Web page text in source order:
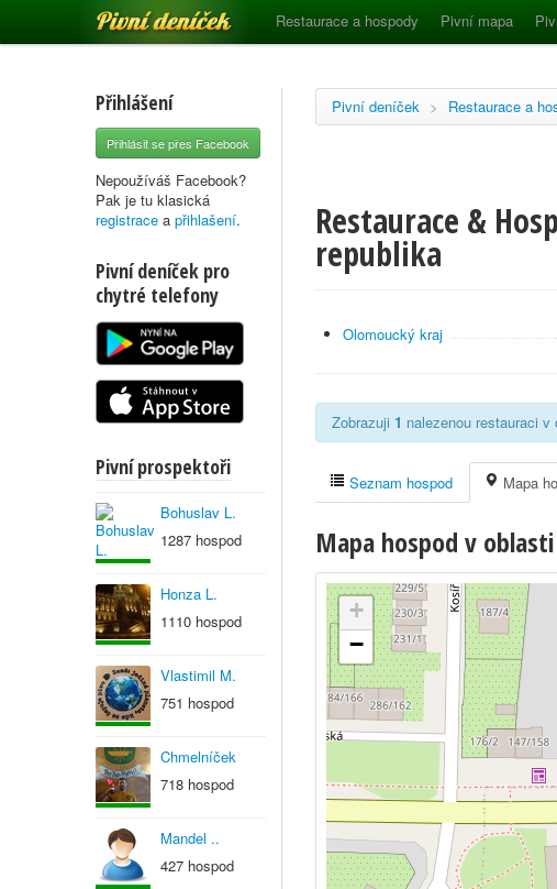
Pivní deníček Restaurace a hospody Pivní mapa
Přihlášení
Přihlásit se přes Facebook
Nepoužíváš Facebook?
Pak je tu klasická
registrace a přihlašení.
Pivní deníček pro
chytré telefony
Pivní prospektoři
Bohuslav L.
1287 hospod
Honza L.
1110 hospod
Vlastimil M.
751 hospod
Chmelníček
718 hospod
Mandel ..
427 hospod
Pivní deníček > Restaurace a
Restaurace &
republika
Olomoucký kraj
Zobrazuji 1 nalezenou restauraci
Seznam hospod Mapa
Mapa hospod v
+
−